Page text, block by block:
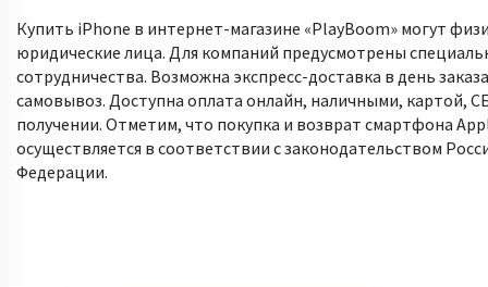
Купить iPhone в интернет-магазине «PlayBoom» могут
юридические лица. Для компаний предусмотрены
сотрудничества. Возможна экспресс-доставка в день
самовывоз. Доступна оплата онлайн, наличными, картой,
получении. Отметим, что покупка и возврат смартфона
осуществляется в соответствии с законодательством
Федерации.